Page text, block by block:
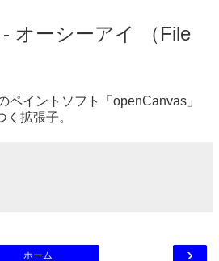
オーシーアイ （File
ペイントソフト「openCanvas」
拡張子。
›
ホーム